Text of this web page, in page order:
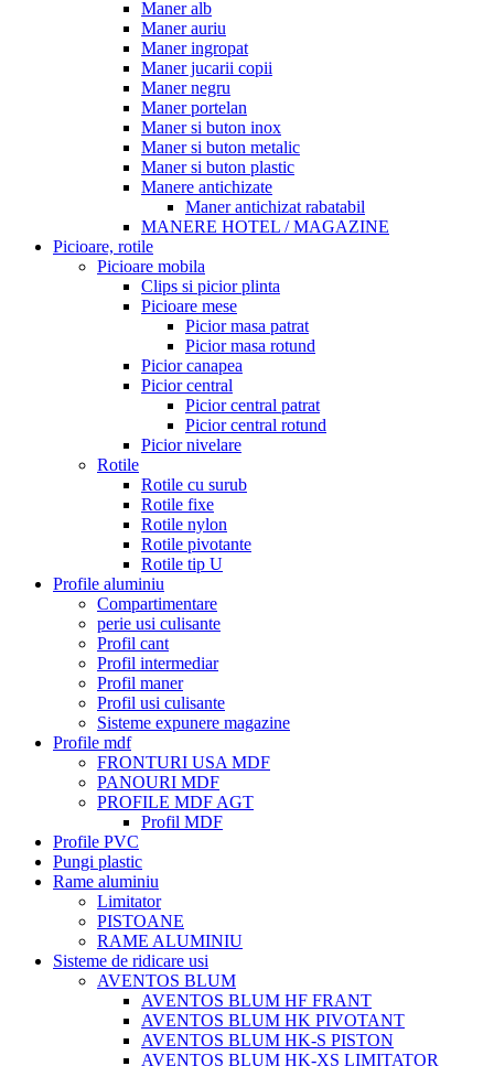
Maner alb
Maner auriu
Maner ingropat
Maner jucarii copii
Maner negru
Maner portelan
Maner si buton inox
Maner si buton metalic
Maner si buton plastic
Manere antichizate
Maner antichizat rabatabil
MANERE HOTEL / MAGAZINE
Picioare, rotile
Picioare mobila
Clips si picior plinta
Picioare mese
Picior masa patrat
Picior masa rotund
Picior canapea
Picior central
Picior central patrat
Picior central rotund
Picior nivelare
Rotile
Rotile cu surub
Rotile fixe
Rotile nylon
Rotile pivotante
Rotile tip U
Profile aluminiu
Compartimentare
perie usi culisante
Profil cant
Profil intermediar
Profil maner
Profil usi culisante
Sisteme expunere magazine
Profile mdf
FRONTURI USA MDF
PANOURI MDF
PROFILE MDF AGT
Profil MDF
Profile PVC
Pungi plastic
Rame aluminiu
Limitator
PISTOANE
RAME ALUMINIU
Sisteme de ridicare usi
AVENTOS BLUM
AVENTOS BLUM HF FRANT
AVENTOS BLUM HK PIVOTANT
AVENTOS BLUM HK-S PISTON
AVENTOS BLUM HK-XS LIMITATOR